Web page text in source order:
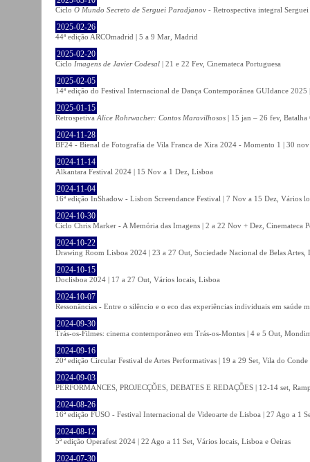
Ciclo O Mundo Secreto de Serguei Paradjanov - Retrospectiva integral
2025-02-26
44ª edição ARCOmadrid | 5 a 9 Mar, Madrid
2025-02-20
Ciclo Imagens de Javier Codesal | 21 e 22 Fev, Cinemateca Portuguesa
2025-02-05
14ª edição do Festival Internacional de Dança Contemporânea GUIdance 2025
2025-01-15
Retrospetiva Alice Rohrwacher: Contos Maravilhosos | 15 jan – 26 fev, Batalha
2024-11-28
BF24 - Bienal de Fotografia de Vila Franca de Xira 2024 - Momento 1 | 30
2024-11-14
Alkantara Festival 2024 | 15 Nov a 1 Dez, Lisboa
2024-11-04
16ª edição InShadow - Lisbon Screendance Festival | 7 Nov a 15 Dez, Vários
2024-10-30
Ciclo Chris Marker - A Memória das Imagens | 2 a 22 Nov + Dez, Cinemateca
2024-10-22
Drawing Room Lisboa 2024 | 23 a 27 Out, Sociedade Nacional de Belas Artes,
2024-10-15
Doclisboa 2024 | 17 a 27 Out, Vários locais, Lisboa
2024-10-07
Ressonâncias - Entre o silêncio e o eco das experiências individuais em
2024-09-30
Trás-os-Filmes: cinema contemporâneo em Trás-os-Montes | 4 e 5 Out,
2024-09-16
20ª edição Circular Festival de Artes Performativas | 19 a 29 Set, Vila do Conde
2024-09-03
PERFORMANCES, PROJECÇÕES, DEBATES E REDAÇÕES | 12-14 set,
2024-08-26
16ª edição FUSO - Festival Internacional de Videoarte de Lisboa | 27 Ago a 1
2024-08-12
5ª edição Operafest 2024 | 22 Ago a 11 Set, Vários locais, Lisboa e Oeiras
2024-07-30